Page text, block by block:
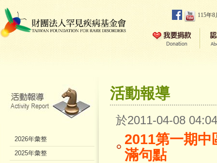
115年
活動報導
於2011-04-08
2011第一期
滿句點
2026年彙整
2025年彙整